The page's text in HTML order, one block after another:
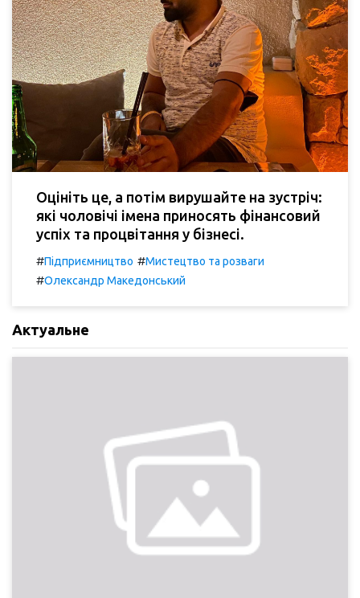
Оцініть це, а потім вирушайте на зустріч:
які чоловічі імена приносять фінансовий
успіх та процвітання у бізнесі.
#Підприємництво #Мистецтво та розваги
#Олександр Македонський
Актуальне